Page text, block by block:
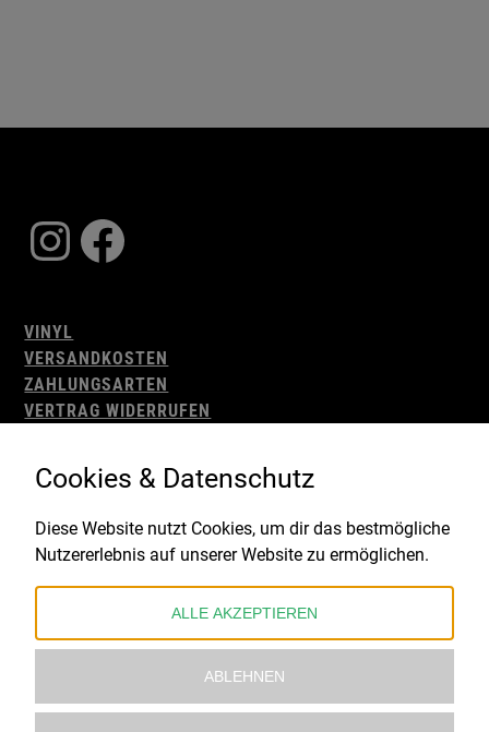
Instagram
Facebook
VINYL
VERSANDKOSTEN
ZAHLUNGSARTEN
VERTRAG WIDERRUFEN
WIDERRUFSBELEHRUNG
IMPRESSUM
Gefördert durch:
Cookies & Datenschutz
Diese Website nutzt Cookies, um dir das bestmögliche
Nutzererlebnis auf unserer Website zu ermöglichen.
ALLE AKZEPTIEREN
ABLEHNEN